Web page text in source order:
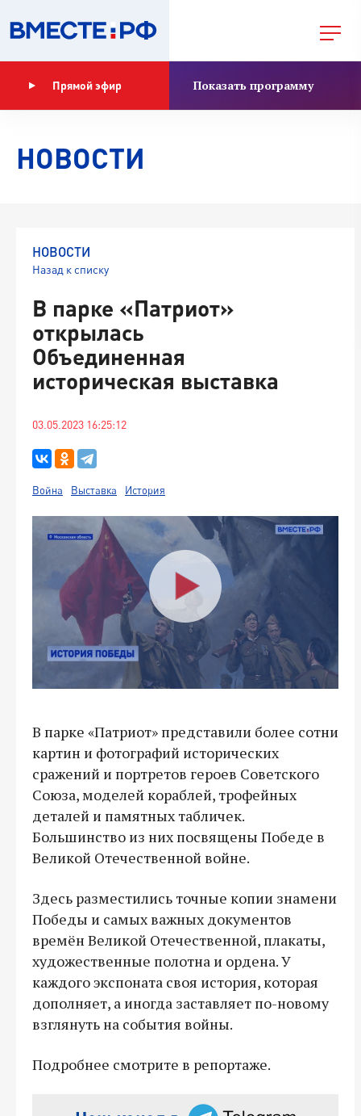
Прямой эфир Показать программу
НОВОСТИ
НОВОСТИ
Назад к списку
В парке «Патриот»
открылась
Объединенная
историческая выставка
03.05.2023 16:25:12
Война Выставка История
В парке «Патриот» представили более сотни
картин и фотографий исторических
сражений и портретов героев Советского
Союза, моделей кораблей, трофейных
деталей и памятных табличек.
Большинство из них посвящены Победе в
Великой Отечественной войне.
Здесь разместились точные копии знамени
Победы и самых важных документов
времён Великой Отечественной, плакаты,
художественные полотна и ордена. У
каждого экспоната своя история, которая
дополняет, а иногда заставляет по-новому
взглянуть на события войны.
Подробнее смотрите в репортаже.